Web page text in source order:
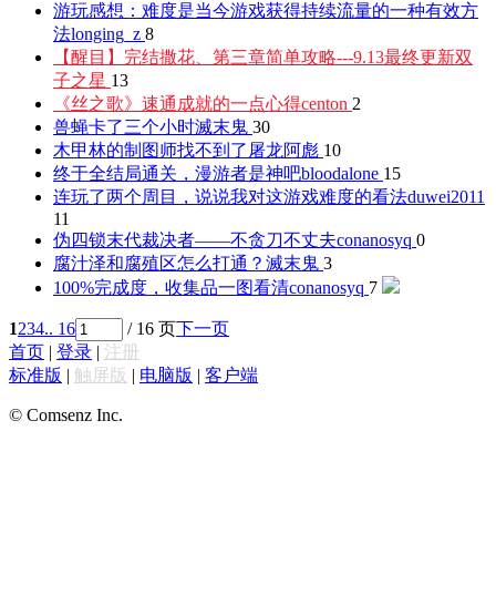
游玩感想：难度是当今游戏获得持续流量的一种有效方
法longing_z 8
【醒目】完结撒花、第三章简单攻略---9.13最终更新双
子之星 13
《丝之歌》速通成就的一点心得centon 2
兽蝇卡了三个小时滅末鬼 30
木甲林的制图师找不到了 屠龙阿彪 10
终于全结局通关，漫游者是神吧bloodalone 15
连玩了两个周目，说说我对这游戏难度的看法duwei2011
11
伪四锁末代裁决者——不贪刀不丈夫conanosyq 0
腐汁泽和腐殖区怎么打通？ 滅末鬼 3
100%完成度，收集品一图看清conanosyq 7
1234.. 16 / 16 页下一页
首页 | 登录 | 注册
标准版 | 触屏版 | 电脑版 | 客户端
© Comsenz Inc.